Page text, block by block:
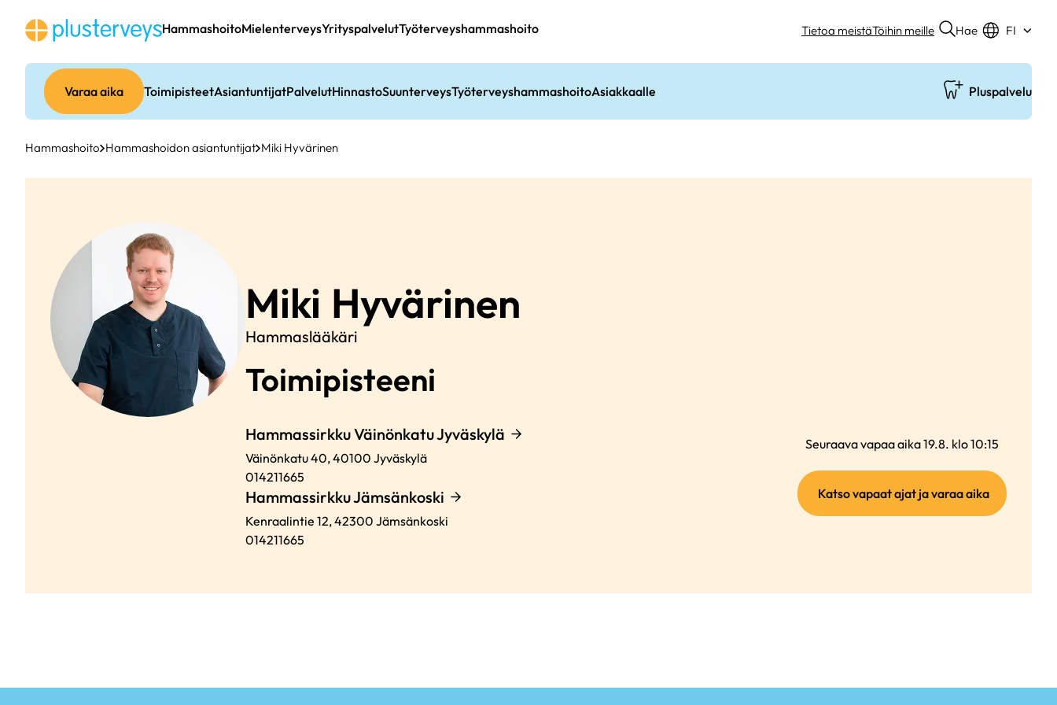
sisältöön
Hammashoito
Varaa aika ToimipisteetAsiantuntijatPalvelutHinnastoSuunterveysTyöterveyshammashoitoAsiakkaalle Pluspalvelu
MielenterveysYrityspalvelutTyöterveyshammashoito Tietoa meistäTöihin meille Hae FI
Hammashoito Hammashoidon asiantuntijat Miki Hyvärinen
Miki Hyvärinen
Hammaslääkäri
Seuraava vapaa aika 19.8. klo 10:15
Katso vapaat ajat ja varaa aika(ulkoinen
linkki)
Toimipisteeni
Hammassirkku Väinönkatu Jyväskylä
Väinönkatu 40,40100 Jyväskylä
014211665
Hammassirkku Jämsänkoski
Kenraalintie 12,42300 Jämsänkoski
014211665